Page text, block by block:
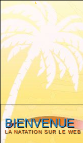
BIENVENUE
LA NATATION SUR LE WEB